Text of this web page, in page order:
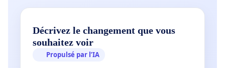
Décrivez le changement que vous
souhaitez voir
Propulsé par l’IA